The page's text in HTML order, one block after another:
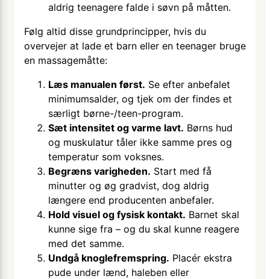
aldrig teenagere falde i søvn på måtten.
Følg altid disse grundprincipper, hvis du
overvejer at lade et barn eller en teenager bruge
en massagemåtte:
Læs manualen først. Se efter anbefalet
minimumsalder, og tjek om der findes et
særligt børne-/teen-program.
Sæt intensitet og varme lavt. Børns hud
og muskulatur tåler ikke samme pres og
temperatur som voksnes.
Begræns varigheden. Start med få
minutter og øg gradvist, dog aldrig
længere end producenten anbefaler.
Hold visuel og fysisk kontakt. Barnet skal
kunne sige fra – og du skal kunne reagere
med det samme.
Undgå knoglefremspring. Placér ekstra
pude under lænd, haleben eller